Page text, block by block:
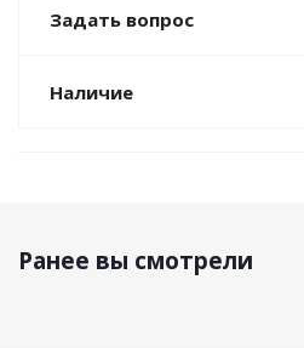
Задать вопрос
Наличие
Ранее вы смотрели